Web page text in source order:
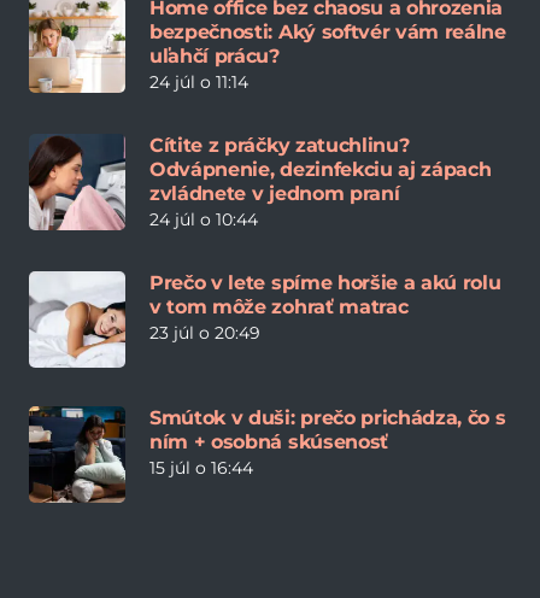
Home office bez chaosu a ohrozenia
bezpečnosti: Aký softvér vám reálne
uľahčí prácu?
24 júl o 11:14
Cítite z práčky zatuchlinu?
Odvápnenie, dezinfekciu aj zápach
zvládnete v jednom praní
24 júl o 10:44
Prečo v lete spíme horšie a akú rolu
v tom môže zohrať matrac
23 júl o 20:49
Smútok v duši: prečo prichádza, čo s
ním + osobná skúsenosť
15 júl o 16:44